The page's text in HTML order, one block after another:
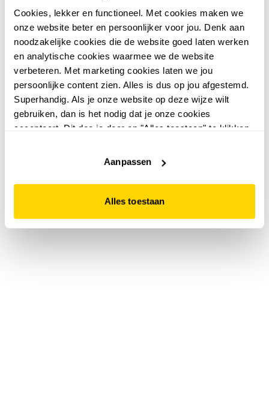
Cookies, lekker en functioneel. Met cookies maken we
onze website beter en persoonlijker voor jou. Denk aan
noodzakelijke cookies die de website goed laten werken
en analytische cookies waarmee we de website
verbeteren. Met marketing cookies laten we jou
persoonlijke content zien. Alles is dus op jou afgestemd.
Superhandig. Als je onze website op deze wijze wilt
gebruiken, dan is het nodig dat je onze cookies
accepteert. Dit doe je door op "Alles toestaan" te klikken.
website niet optimaal functioneert.
Aanpassen
Alles toestaan